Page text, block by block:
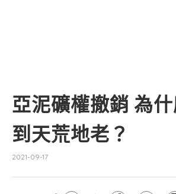
亞泥礦權撤銷 為
到天荒地老？
2021-09-17